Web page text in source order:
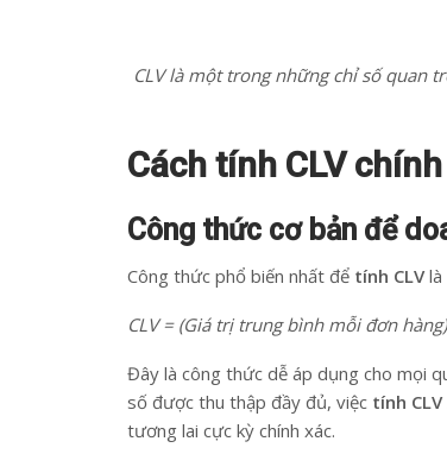
CLV là một trong những chỉ số quan
Cách tính CLV
Công thức cơ bản để
Công thức phổ biến nhất để tính CLVlà
CLV = (Giá trị trung bình mỗi đơn
Đây là công thức dễ áp dụng cho mọi
số được thu thập đầy đủ, việc tính CLV
tương lai cực kỳ chính xác.